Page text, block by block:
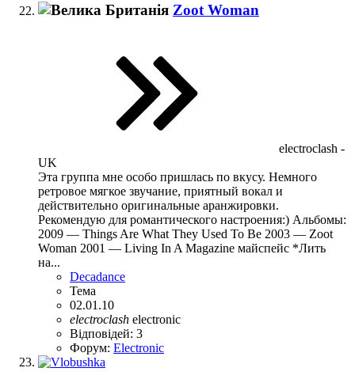
Zoot Woman
electroclash -
UK
Эта группа мне особо пришлась по вкусу. Немного
ретровое мягкое звучание, приятный вокал и
действительно оригинальные аранжировки.
Рекомендую для романтического настроения:) Альбомы:
2009 — Things Are What They Used To Be 2003 — Zoot
Woman 2001 — Living In A Magazine майспейс *Лить
на...
Decadance
Тема
02.01.10
electroclash electronic
Відповідей: 3
Форум: Electronic